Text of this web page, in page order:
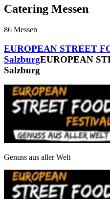
Catering Messen
86 Messen
EUROPEAN STREET
SalzburgEUROPEAN
Salzburg
Genuss aus aller Welt